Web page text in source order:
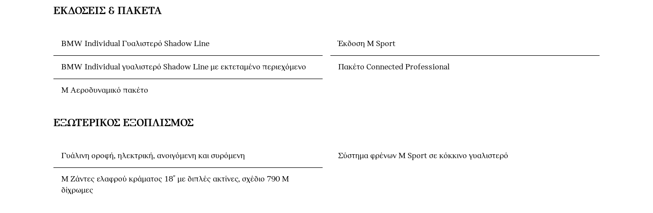
ΕΚΔΌΣΕΙΣ & ΠΑΚΈΤΑ
BMW Individual Γυαλιστερό Shadow Line
BMW Individual γυαλιστερό Shadow Line με εκτεταμένο περιεχόμενο
M Αεροδυναμικό πακέτο
Έκδοση M Sport
Πακέτο Connected Professional
ΕΞΩΤΕΡΙΚΌΣ ΕΞΟΠΛΙΣΜΌΣ
Γυάλινη οροφή, ηλεκτρική, ανοιγόμενη και συρόμενη
M Ζάντες ελαφρού κράματος 18" με διπλές ακτίνες, σχέδιο 790 M
δίχρωμες
Σύστημα φρένων Μ Sport σε κόκκινο γυαλιστερό